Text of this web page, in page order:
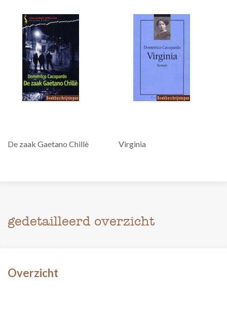
De zaak Gaetano Chillè Virginia
gedetailleerd overzicht
Overzicht